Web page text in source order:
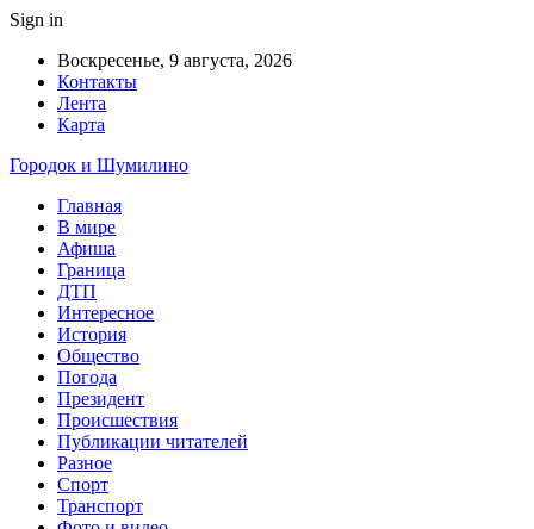
Sign in
Воскресенье, 9 августа, 2026
Контакты
Лента
Карта
Городок и Шумилино
Главная
В мире
Афиша
Граница
ДТП
Интересное
История
Общество
Погода
Президент
Происшествия
Публикации читателей
Разное
Спорт
Транспорт